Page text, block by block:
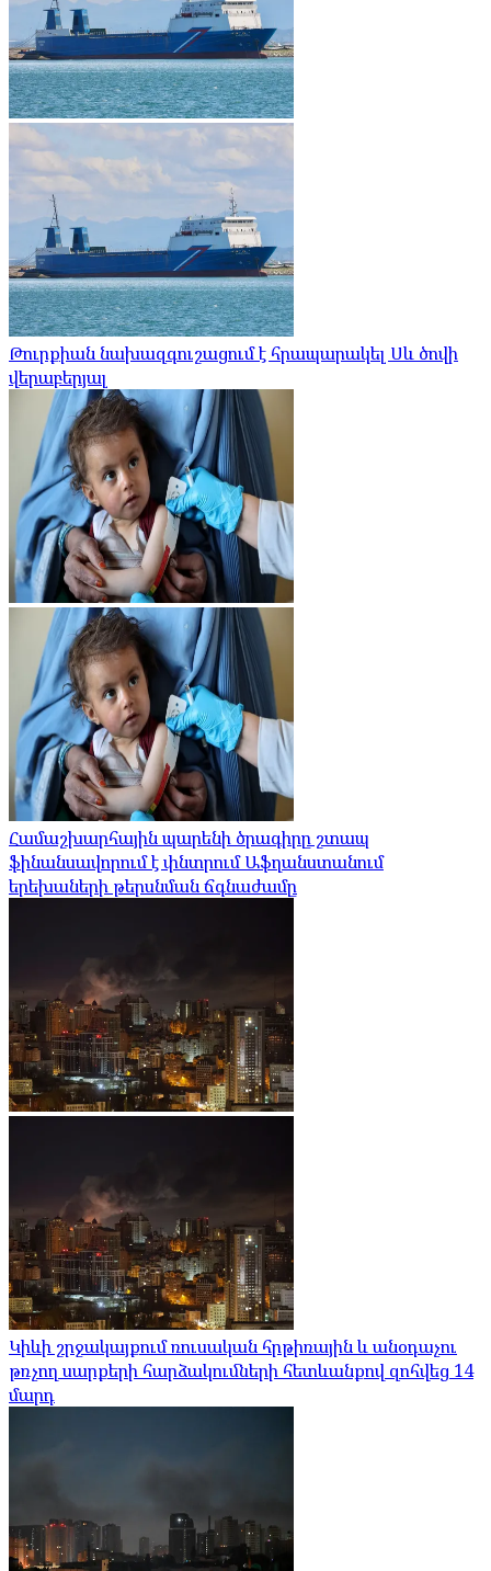
Թուրքիան նախազգուշացում է հրապարակել Սև ծովի
վերաբերյալ
Համաշխարհային պարենի ծրագիրը շտապ
ֆինանսավորում է փնտրում Աֆղանստանում
երեխաների թերսնման ճգնաժամը
Կիևի շրջակայքում ռուսական հրթիռային և անօդաչու
թռչող սարքերի հարձակումների հետևանքով զոհվեց 14
մարդ